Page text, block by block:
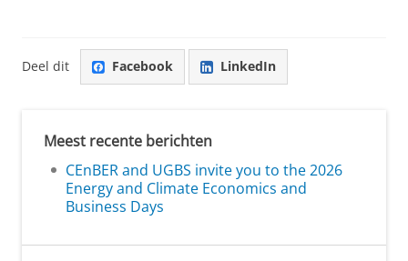
Deel dit Facebook LinkedIn
Meest recente berichten
CEnBER and UGBS invite you to the 2026
Energy and Climate Economics and
Business Days